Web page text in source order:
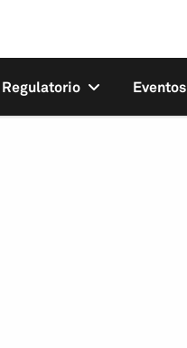
Regulatorio Eventos